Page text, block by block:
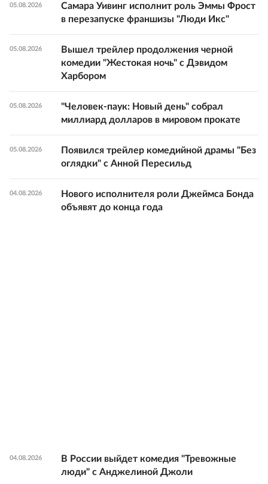
05.08.2026
Самара Уивинг исполнит роль Эммы Фрост
в перезапуске франшизы "Люди Икс"
05.08.2026
Вышел трейлер продолжения черной
комедии "Жестокая ночь" с Дэвидом
Харбором
05.08.2026
"Человек-паук: Новый день" собрал
миллиард долларов в мировом прокате
05.08.2026
Появился трейлер комедийной драмы "Без
оглядки" с Анной Пересильд
04.08.2026
Нового исполнителя роли Джеймса Бонда
объявят до конца года
04.08.2026
В России выйдет комедия "Тревожные
люди" с Анджелиной Джоли